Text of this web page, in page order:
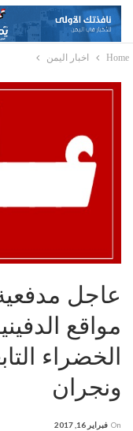
Home اخبار اليمن
عاجل
مواقع
الخضراء
ونجران
On فبراير 16, 2017